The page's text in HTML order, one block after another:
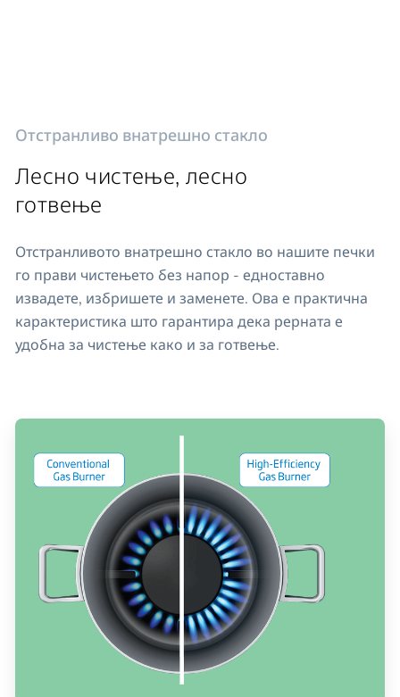
Отстранливо внатрешно стакло
Лесно чистење, лесно
готвење
Отстранливото внатрешно стакло во нашите печки
го прави чистењето без напор - едноставно
извадете, избришете и заменете. Ова е практична
карактеристика што гарантира дека рерната е
удобна за чистење како и за готвење.